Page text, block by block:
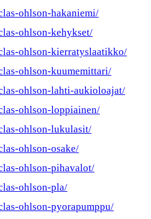
ohlson-hakaniemi/
ohlson-kehykset/
ohlson-kierratyslaatikko/
ohlson-kuumemittari/
ohlson-lahti-aukioloajat/
ohlson-loppiainen/
ohlson-lukulasit/
ohlson-osake/
ohlson-pihavalot/
ohlson-pla/
ohlson-pyorapumppu/